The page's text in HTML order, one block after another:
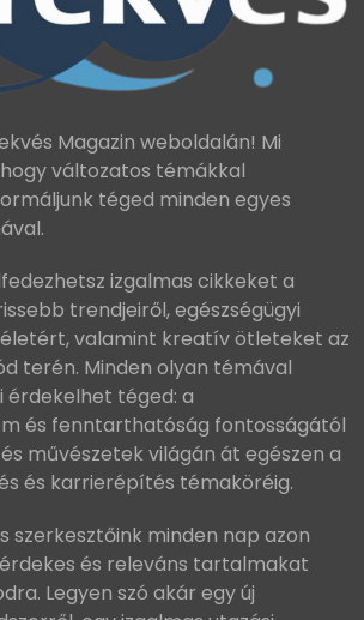
Magazin weboldalán! Mi
változatos témákkal
téged minden egyes
izgalmas cikkeket a
trendjeiről, egészségügyi
valamint kreatív ötleteket az
terén. Minden olyan témával
érdekelhet téged: a
és fenntarthatóság fontosságától
művészetek világán át egészen a
és karrierépítés témaköréig.
szerkesztőink minden nap azon
és releváns tartalmakat
Legyen szó akár egy új